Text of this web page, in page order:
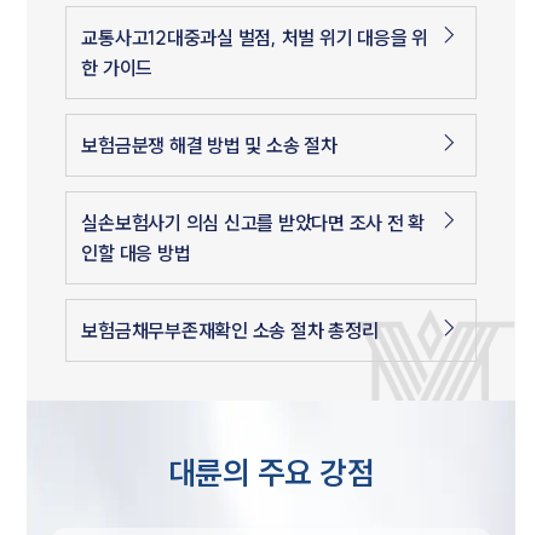
교통사고12대중과실 벌점, 처벌 위기 대응을 위
한 가이드
보험금분쟁 해결 방법 및 소송 절차
실손보험사기 의심 신고를 받았다면 조사 전 확
인할 대응 방법
보험금채무부존재확인 소송 절차 총정리
대륜의 주요 강점